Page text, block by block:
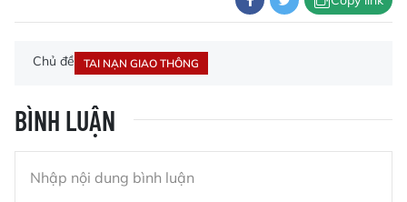
Chủ đề TAI NẠN GIAO THÔNG
BÌNH LUẬN